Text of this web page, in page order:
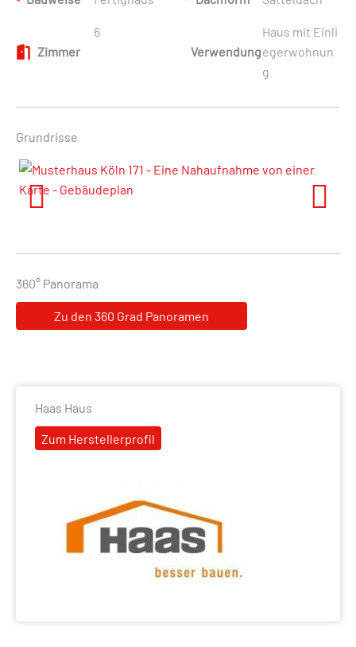
Zimmer
6
Verwendung
Haus mit Einli
egerwohnun
g
Grundrisse
360° Panorama
Zu den 360 Grad Panoramen
Haas Haus
Zum Herstellerprofil